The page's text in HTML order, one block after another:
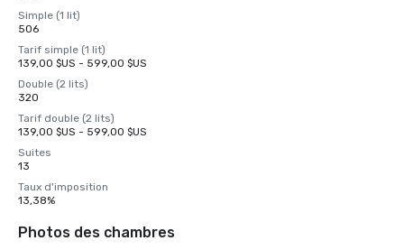
Simple (1 lit)
506
Tarif simple (1 lit)
139,00 $US - 599,00 $US
Double (2 lits)
320
Tarif double (2 lits)
139,00 $US - 599,00 $US
Suites
13
Taux d'imposition
13,38%
Photos des chambres